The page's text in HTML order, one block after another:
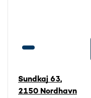
Sundkaj 63,
2150 Nordhavn